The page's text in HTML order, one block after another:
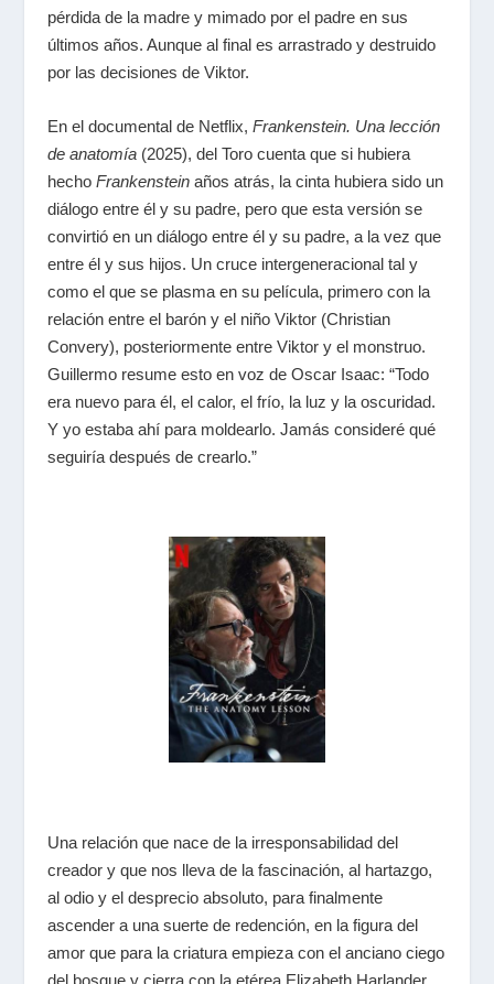
pérdida de la madre y mimado por el padre en sus
últimos años. Aunque al final es arrastrado y destruido
por las decisiones de Viktor.
En el documental de Netflix, Frankenstein. Una lección
de anatomía(2025), del Toro cuenta que si hubiera
hecho Frankensteinaños atrás, la cinta hubiera sido un
diálogo entre él y su padre, pero que esta versión se
convirtió en un diálogo entre él y su padre, a la vez que
entre él y sus hijos. Un cruce intergeneracional tal y
como el que se plasma en su película, primero con la
relación entre el barón y el niño Viktor (Christian
Convery), posteriormente entre Viktor y el monstruo.
Guillermo resume esto en voz de Oscar Isaac: “Todo
era nuevo para él, el calor, el frío, la luz y la oscuridad.
Y yo estaba ahí para moldearlo. Jamás consideré qué
seguiría después de crearlo.”
Una relación que nace de la irresponsabilidad del
creador y que nos lleva de la fascinación, al hartazgo,
al odio y el desprecio absoluto, para finalmente
ascender a una suerte de redención, en la figura del
amor que para la criatura empieza con el anciano ciego
del bosque y cierra con la etérea Elizabeth Harlander